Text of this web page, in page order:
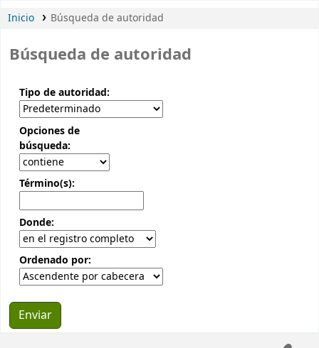
Inicio Búsqueda de autoridad
Búsqueda de autoridad
Tipo de autoridad:
Opciones de
búsqueda:
Término(s):
Donde:
Ordenado por: